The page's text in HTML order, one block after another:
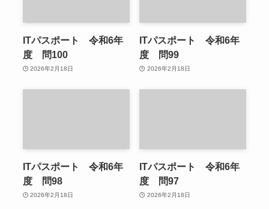
ITパスポート 令和6年
度 問100
2026年2月18日
ITパスポート 令和6年
度 問99
2026年2月18日
ITパスポート 令和6年
度 問98
2026年2月18日
ITパスポート 令和6年
度 問97
2026年2月18日